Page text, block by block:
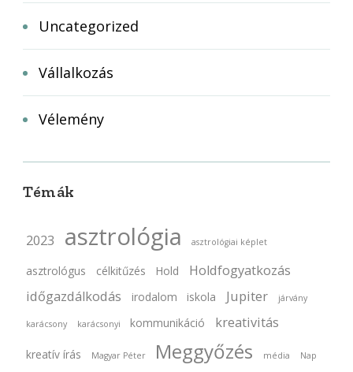
Uncategorized
Vállalkozás
Vélemény
Témák
2023 asztrológia asztrológiai képlet
asztrológus célkitűzés Hold
Holdfogyatkozás
időgazdálkodás
irodalom iskola Jupiter járvány
karácsony karácsonyi kommunikáció kreativitás
kreatív írás Magyar Péter Meggyőzés média Nap